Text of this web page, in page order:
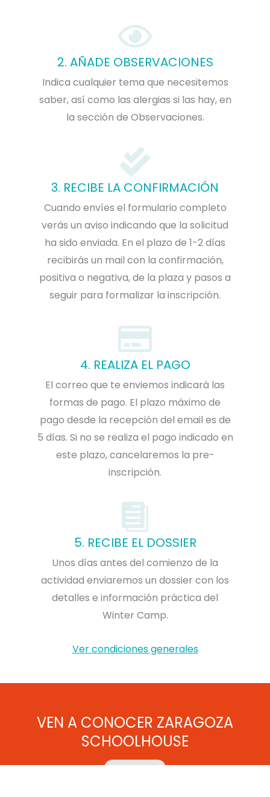
2. AÑADE OBSERVACIONES
Indica cualquier tema que necesitemos
saber, así como las alergias si las hay, en
la sección de Observaciones.
3. RECIBE LA CONFIRMACIÓN
Cuando envíes el formulario completo
verás un aviso indicando que la solicitud
ha sido enviada. En el plazo de 1-2 días
recibirás un mail con la confirmación,
positiva o negativa, de la plaza y pasos a
seguir para formalizar la inscripción.
4. REALIZA EL PAGO
El correo que te enviemos indicará las
formas de pago. El plazo máximo de
pago desde la recepción del email es de
5 días. Si no se realiza el pago indicado en
este plazo, cancelaremos la pre-
inscripción.
5. RECIBE EL DOSSIER
Unos días antes del comienzo de la
actividad enviaremos un dossier con los
detalles e información práctica del
Winter Camp.
Ver condiciones generales
VEN A CONOCER ZARAGOZA
SCHOOLHOUSE